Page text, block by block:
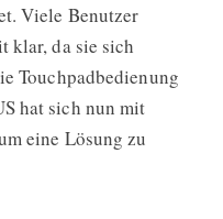
Viele Benutzer
klar, da sie sich
Touchpadbedienung
hat sich nun mit
eine Lösung zu